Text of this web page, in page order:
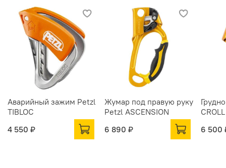
Аварийный зажим Petzl
TIBLOC
4 550 ₽
Жумар под правую руку
Petzl ASCENSION
6 890 ₽
6 500